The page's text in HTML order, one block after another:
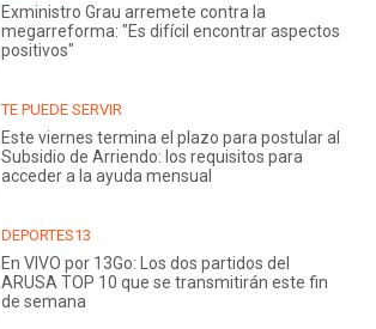
Exministro Grau arremete contra la
megarreforma: "Es difícil encontrar aspectos
positivos"
TE PUEDE SERVIR
Este viernes termina el plazo para postular al
Subsidio de Arriendo: los requisitos para
acceder a la ayuda mensual
DEPORTES13
En VIVO por 13Go: Los dos partidos del
ARUSA TOP 10 que se transmitirán este fin
de semana